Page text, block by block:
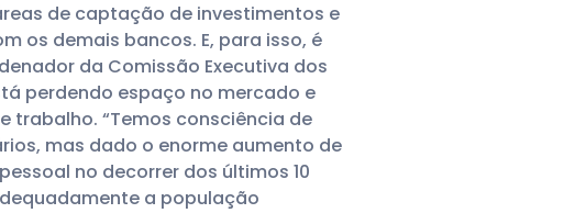
de captação de investimentos e
os demais bancos. E, para isso, é
da Comissão Executiva dos
perdendo espaço no mercado e
trabalho. “Temos consciência de
mas dado o enorme aumento de
no decorrer dos últimos 10
a população